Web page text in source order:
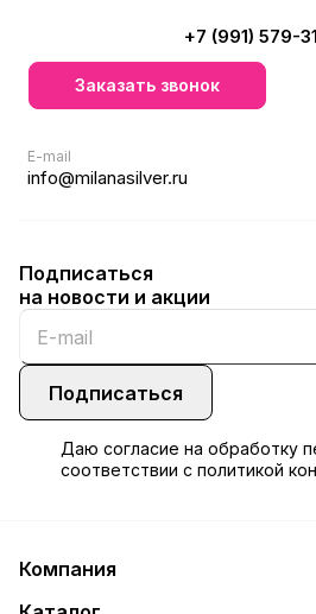
+7 (991) 579-
Заказать звонок
E-mail
info@milanasilver.ru
Подписаться
на новости и акции
Подписаться
Даю согласие на обработку
соответствии с политикой
Компания